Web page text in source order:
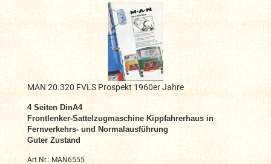
MAN 20.320 FVLS Prospekt 1960er Jahre
4 Seiten DinA4
Frontlenker-Sattelzugmaschine Kippfahrerhaus in
Fernverkehrs- und Normalausführung
Guter Zustand
Art.Nr.: MAN6555